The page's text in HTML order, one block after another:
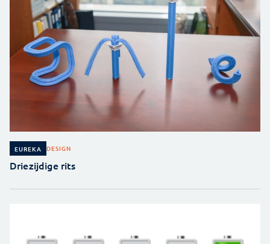
EUREKA DESIGN
Driezijdige rits